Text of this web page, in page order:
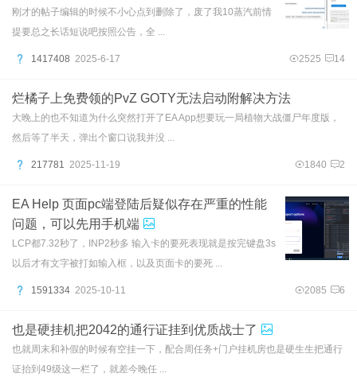
刚才的帖子编辑的时候不小心点到删除了，废了我10蒸汽前情
提要总之长话短说吧按照公告，全 ...
1417408 2025-6-17 2525 14
烂橘子上免费领的PvZ GOTY无法启动附解决方法
大晚上的也不知道为什么突然打开了EA App想要玩一局植物大战僵尸年度版，
然后等了半天，弹出个窗口说我并没 ...
217781 2025-11-19 1840 2
EA Help 页面pc端登陆后疑似存在严重的性能
问题，可以先用手机端
LCP都7.32秒了，INP2秒多 输入卡的要死表现就是按完键盘3s
以后才有文字被打如输入框，以及页面卡的要死 ...
1591334 2025-10-11 2085 6
也是硬挂机把2042的通行证挂到优质战士了
也就周末和补假的时候有空挂一下，配合周任务+门户挂机房也是硬生生把通行
证抬到49级这一栏了，就差今晚任 ...